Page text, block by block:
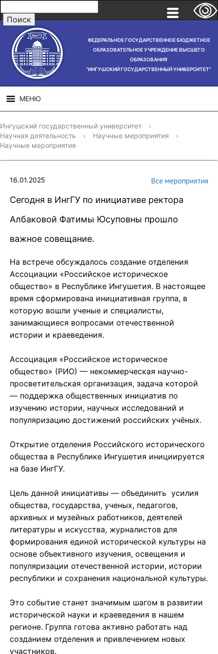
ФЕДЕРАЛЬНОЕ ГОСУДАРСТВЕННОЕ БЮДЖЕТНОЕ
ОБРАЗОВАТЕЛЬНОЕ УЧРЕЖДЕНИЕ ВЫСШЕГО
ОБРАЗОВАНИЯ
"ИНГУШСКИЙ ГОСУДАРСТВЕННЫЙ УНИВЕРСИТЕТ"
МЕНЮ
СВЕДЕНИЯ ОБ
ОБРАЗОВАТЕЛЬНОЙ
ОРГАНИЗАЦИИ
НАУЧНАЯ
ДЕЯТЕЛЬНОСТЬ
Ингушский государственный университет
›
Научная деятельность
› Научные мероприятия
›
Научные мероприятия
16.01.2025 Все мероприятия
Сегодня в ИнгГУ по инициативе ректора
Албаковой Фатимы Юсуповны прошло
важное совещание.
На встрече обсуждалось создание отделения
Ассоциации «Российское историческое
общество» в Республике Ингушетия. В настоящее
время сформирована инициативная группа, в
которую вошли ученые и специалисты,
занимающиеся вопросами отечественной
истории и краеведения.
Ассоциация «Российское историческое
общество» (РИО) — некоммерческая научно-
просветительская организация, задача которой
— поддержка общественных инициатив по
изучению истории, научных исследований и
популяризацию достижений российских учёных.
Открытие отделения Российского исторического
общества в Республике Ингушетия инициируется
на базе ИнгГУ.
Цель данной инициативы — объединить усилия
общества, государства, ученых, педагогов,
архивных и музейных работников, деятелей
литературы и искусства, журналистов для
формирования единой исторической культуры на
основе объективного изучения, освещения и
популяризации отечественной истории, истории
республики и сохранения национальной культуры.
Это событие станет значимым шагом в развитии
исторической науки и краеведения в нашем
регионе. Группа готова активно работать над
созданием отделения и привлечением новых
участников.